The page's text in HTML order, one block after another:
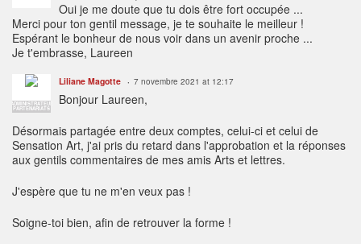
Oui je me doute que tu dois être fort occupée ...
Merci pour ton gentil message, je te souhaite le meilleur !
Espérant le bonheur de nous voir dans un avenir proche ...
Je t'embrasse, Laureen
ADMINISTRATEUR
PARTENARIATS
Liliane Magotte 7 novembre 2021 at 12:17
Bonjour Laureen,
Désormais partagée entre deux comptes, celui-ci et celui de
Sensation Art, j'ai pris du retard dans l'approbation et la réponses
aux gentils commentaires de mes amis Arts et lettres.
J'espère que tu ne m'en veux pas !
Soigne-toi bien, afin de retrouver la forme !